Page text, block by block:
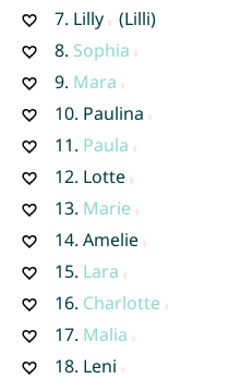
7. Lilly
(Lilli)
8. Sophia
9. Mara
10. Paulina
11. Paula
12. Lotte
13. Marie
14. Amelie
15. Lara
16. Charlotte
17. Malia
18. Leni